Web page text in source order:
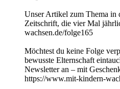
Unser Artikel zum Thema in
Zeitschrift, die vier Mal
wachsen.de/folge165
Möchtest du keine Folge
bewusste Elternschaft
Newsletter an – mit
https://www.mit-kindern-